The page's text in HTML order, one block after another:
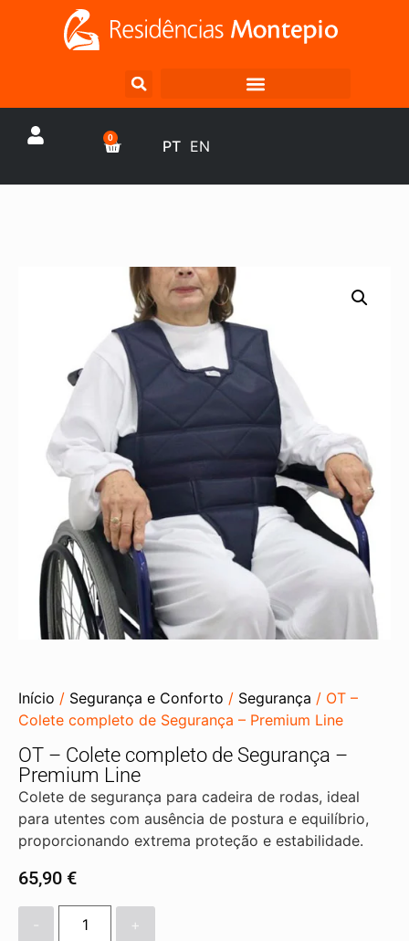
0 PT EN
Início / Segurança e Conforto / Segurança / OT –
Colete completo de Segurança – Premium Line
OT – Colete completo de Segurança –
Premium Line
Colete de segurança para cadeira de rodas, ideal
para utentes com ausência de postura e equilíbrio,
proporcionando extrema proteção e estabilidade.
65,90 €
+